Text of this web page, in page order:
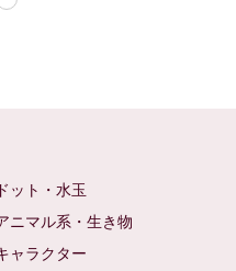
ドット・水玉
ニマル系・生き物
ャラクター